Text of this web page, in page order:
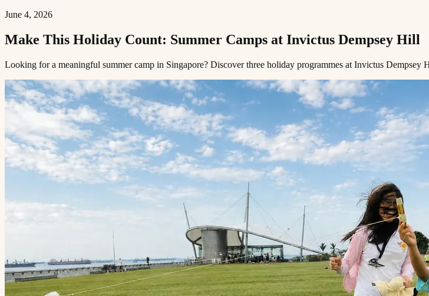
June 4, 2026
Make This Holiday Count: Summer Camps at Invictus Dempsey Hill​​​​‌ ‍ ​‍​‍‌‍ ‌ ​‍‌‍‍‌‌‍‌ ‌‍‍‌‌‍ ‍​‍​‍​ ‍‍​‍​‍‌ ​ ‌‍​‌‌‍ ‍‌‍‍‌‌ ‌​‌ ‍‌​‍ ‍‌‍‍‌‌‍ ​‍​‍​‍ ​​‍​‍‌‍‍​‌ ​‍‌‍‌‌‌‍‌‍​‍​‍​ ‍‍​‍​‍​‍ ‌ ​ ‌ ‌​‌ ‌‌‌‍‌​‌‍‍‌‌‍ ​‍ ‌‍‍‌‌‍ ‍‌ ‌​‌‍‌‌‌‍ ‍‌ ‌​​‍ ‌‍‌‌‌‍‌​‌‍‍‌‌ ‌​​‍ ‌‍ ‌‌‍ ‌‍‌​‌‍‌‌​ ‌‌ ​​‌ ​‍‌‍‌‌‌ ​ ‌‍‌‌‌‍ ‍‌ ‌​‌‍​‌‌ ‌​‌‍‍‌‌‍ ‌‍ ‍​ ‍ ‌‍‍‌‌‍‌​​ ‌​ ‌‌‌‍‌‌​ ​ ​ ​‍​ ‌ ​ ​​​ ‍​‌‍‌‌​‍ ‌​ ‍‌‌‍​‌​ ‌ ​ ​​​‍ ‌​ ‌​‌‍‌‍‌‍‌​​ ‍‌​‍ ‌‌‍​‍‌‍​‍​ ‍​​ ​‌​‍ ‌​ ​​​ ‌​​ ‍‌​ ‌​​ ‌ ​ ​‌‌‍​ ​ ​​​ ‌​​ ‍​‌‍​ ​ ‌‌​ ‍ ‌ ‌​‌ ‍‌‌ ​​‌‍‌‌​ ‌‌‍ ‍‌‍‌‌‌ ‌ ‌ ​ ​ ‍ ‌ ​​‌‍​‌‌ ‌​‌‍‍​​ ‌‌ ‌​‌‍‍‌‌ ‌​‌‍ ​‌‍‌‌​ ‌‍​‍‌‍​‌‌ ​ ‌‍‌‌‌‌‌‌‌ ​‍‌‍ ​​ ‌​‍‌‌​ ​‍‌​‌‍‌ ​ ‌ ‌​‌ ‌‌‌‍‌​‌‍‍‌‌‍ ​‍‌‍‌‍‍‌‌‍‌​​ ‌​ ‌‌‌‍‌‌​ ​ ​ ​‍​ ‌ ​ ​​​ ‍​‌‍‌‌​‍ ‌​ ‍‌‌‍​‌​ ‌ ​ ​​​‍ ‌​ ‌​‌‍‌‍‌‍‌​​ ‍‌​‍ ‌‌‍​‍‌‍​‍​ ‍​​ ​‌​‍ ‌​ ​​​ ‌​​ ‍‌​ ‌​​ ‌ ​ ​‌‌‍​ ​ ​​​ ‌​​ ‍​‌‍​ ​ ‌‌​‍‌‍‌ ‌​‌ ‍‌‌ ​​‌‍‌‌​ ‌‌‍ ‍‌‍‌‌‌ ‌ ‌ ​ ​‍‌‍‌ ​​‌‍​‌‌ ‌​‌‍‍​​ ‌‌ ‌​‌‍‍‌‌ ‌​‌‍ ​‌‍‌‌​‍‌‍‌ ​​‌‍‌‌‌ ​‍‌ ​ ‌ ​​‌‍‌‌‌‍​ ‌ ‌​‌‍‍‌‌ ‌‍‌‍‌‌​ ‌‌ ​​‌ ‌‌‌‍​‍‌‍ ​‌‍‍‌‌ ​ ‌‍‍​‌‍‌‌‌‍‌​​‍​‍‌ ‌
Looking for a meaningful summer camp in Singapore? Discover three holiday programmes at Invictus Dempsey Hill for children who love to create and explore.​​​​‌